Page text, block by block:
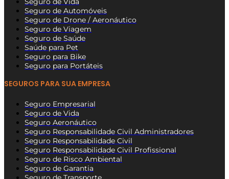
Seguro de Automóveis
Seguro de Drone / Aeronáutico
Seguro de Viagem
Seguro de Saúde
Saúde para Pet
Seguro para Bike
Seguro para Portáteis
SEGUROS PARA SUA EMPRESA
Seguro Empresarial
Seguro de Vida
Seguro Aeronáutico
Seguro Responsabilidade Civil Administradores
Seguro Responsabilidade Civil
Seguro Responsabilidade Civil Profissional
Seguro de Risco Ambiental
Seguro de Garantia